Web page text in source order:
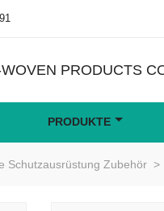
PRODUCTS
PRODUKTE
Schutzausrüstung Zubehör >